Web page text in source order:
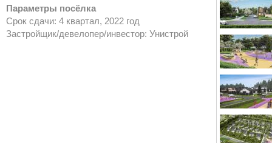
Параметры посёлка
Срок сдачи: 4 квартал, 2022 год
Застройщик/девелопер/инвестор: Унистрой